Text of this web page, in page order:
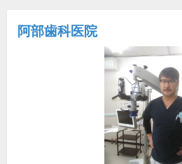
阿部歯科医院